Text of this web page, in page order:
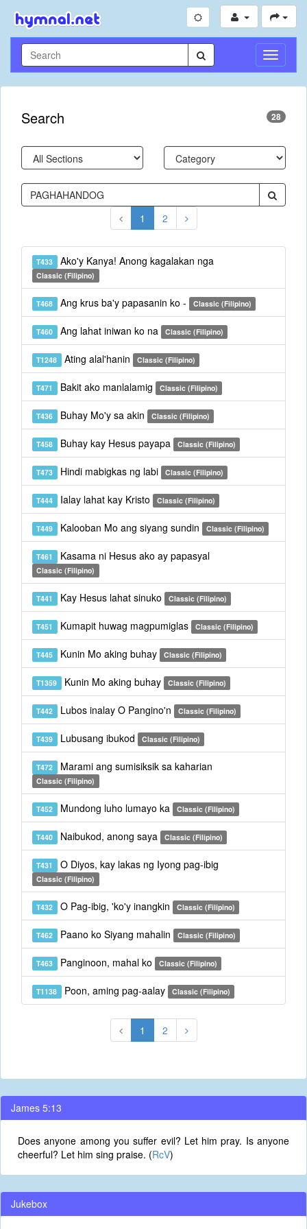
Toggle
Search 28
1 2
T433 Ako'y Kanya! Anong kagalakan nga
Classic (Filipino)
T468 Ang krus ba'y papasanin ko - Classic (Filipino)
T460 Ang lahat iniwan ko na Classic (Filipino)
T1248 Ating alal'hanin Classic (Filipino)
T471 Bakit ako manlalamig Classic (Filipino)
T436 Buhay Mo'y sa akin Classic (Filipino)
T458 Buhay kay Hesus payapa Classic (Filipino)
T473 Hindi mabigkas ng labi Classic (Filipino)
T444 Ialay lahat kay Kristo Classic (Filipino)
T449 Kalooban Mo ang siyang sundin Classic (Filipino)
T461 Kasama ni Hesus ako ay papasyal
Classic (Filipino)
T441 Kay Hesus lahat sinuko Classic (Filipino)
T451 Kumapit huwag magpumiglas Classic (Filipino)
T445 Kunin Mo aking buhay Classic (Filipino)
T1359 Kunin Mo aking buhay Classic (Filipino)
T442 Lubos inalay O Pangino'n Classic (Filipino)
T439 Lubusang ibukod Classic (Filipino)
T472 Marami ang sumisiksik sa kaharian
Classic (Filipino)
T452 Mundong luho lumayo ka Classic (Filipino)
T440 Naibukod, anong saya Classic (Filipino)
T431 O Diyos, kay lakas ng Iyong pag-ibig
Classic (Filipino)
T432 O Pag-ibig, 'ko'y inangkin Classic (Filipino)
T462 Paano ko Siyang mahalin Classic (Filipino)
T463 Panginoon, mahal ko Classic (Filipino)
T1138 Poon, aming pag-aalay Classic (Filipino)
1 2
James 5:13
Does anyone among you suffer evil? Let him pray. Is anyone
cheerful? Let him sing praise. (RcV)
Jukebox